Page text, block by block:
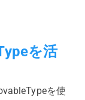
を活
を使